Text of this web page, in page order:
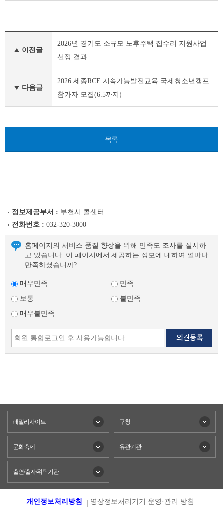
음
이전글
2026년 경기도 소규모 노후주택 집수리 지원사업
선정 결과
다음글
2026 세종RCE 지속가능발전교육 국제청소년캠프
참가자 모집(6.5까지)
목록
정보제공부서 : 부천시 콜센터
전화번호 : 032-320-3000
홈페이지의 서비스 품질 향상을 위해 만족도 조사를 실시하
고 있습니다. 이 페이지에서 제공하는 정보에 대하여 얼마나
만족하셨습니까?
매우만족
만족
보통
불만족
매우불만족
패밀리사이트 구청
문화축제 유관기관
출연/출자/위탁기관
개인정보처리방침 영상정보처리기기 운영·관리 방침